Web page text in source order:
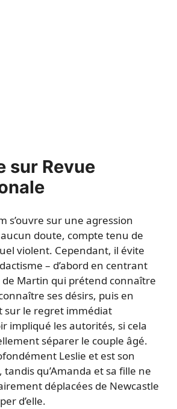
sur Revue
s’ouvre sur une agression
doute, compte tenu de
violent. Cependant, il évite
– d’abord en centrant
Martin qui prétend connaître
ses désirs, puis en
sur le regret immédiat
impliqué les autorités, si cela
séparer le couple âgé.
Leslie et est son
qu’Amanda et sa fille ne
déplacées de Newcastle
d’elle.